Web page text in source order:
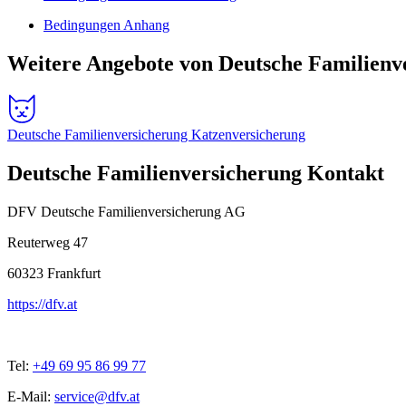
Bedingungen Anhang
Weitere Angebote von Deutsche
Deutsche Familienversicherung Katzenversicherung
Deutsche Familienversicherung Kontakt
DFV Deutsche Familienversicherung AG
Reuterweg 47
60323 Frankfurt
https://dfv.at
Tel: +49 69 95 86 99 77
E-Mail: service@dfv.at